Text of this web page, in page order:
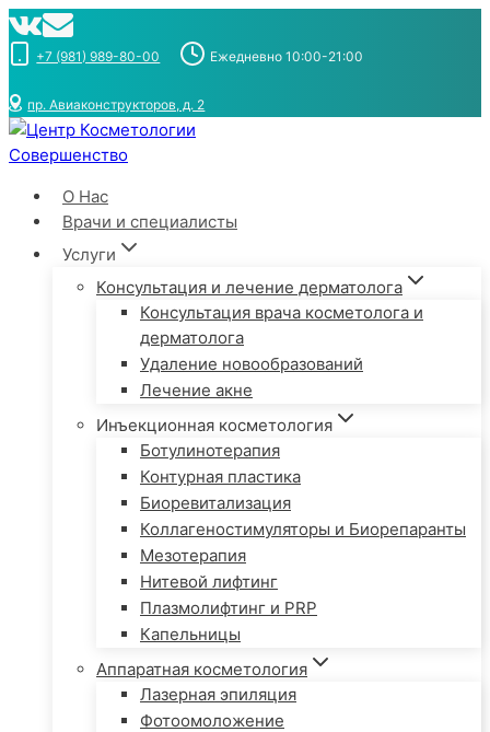
Перейти
к
содержимому
+7 (981) 989-80-00 Ежедневно 10:00-21:00
пр. Авиаконструкторов, д. 2
О Нас
Врачи и специалисты
Услуги
Консультация и лечение дерматолога
Консультация врача косметолога и
дерматолога
Удаление новообразований
Лечение акне
Инъекционная косметология
Ботулинотерапия
Контурная пластика
Биоревитализация
Коллагеностимуляторы и Биорепаранты
Мезотерапия
Нитевой лифтинг
Плазмолифтинг и PRP
Капельницы
Аппаратная косметология
Лазерная эпиляция
Фотоомоложение